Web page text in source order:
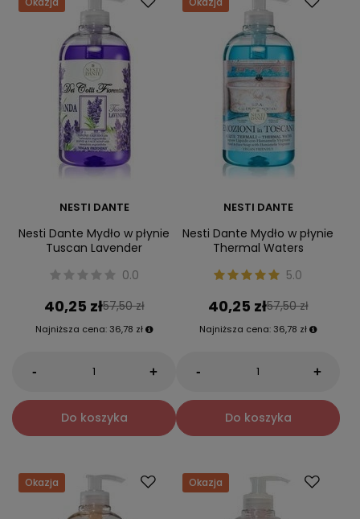
NESTI DANTE
Nesti Dante Mydło w płynie
Tuscan Lavender
0.0
40,25 zł57,50 zł
Najniższa cena: 36,78 zł
- +
Do koszyka
NESTI DANTE
Nesti Dante Mydło w płynie
Thermal Waters
5.0
40,25 zł57,50 zł
Najniższa cena: 36,78 zł
- +
Do koszyka
Okazja Okazja